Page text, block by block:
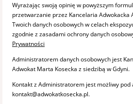
Wyrażając swoją opinię w powyższym
przetwarzanie przez Kancelaria Adwokacka
Twoich danych osobowych w celach
zgodnie z zasadami ochrony danych
Prywatności
Administratorem danych osobowych jest
Adwokat Marta Kosecka z siedzibą w Gdyni.
Kontakt z Administratorem jest możliwy pod
kontakt@adwokatkosecka.pl.